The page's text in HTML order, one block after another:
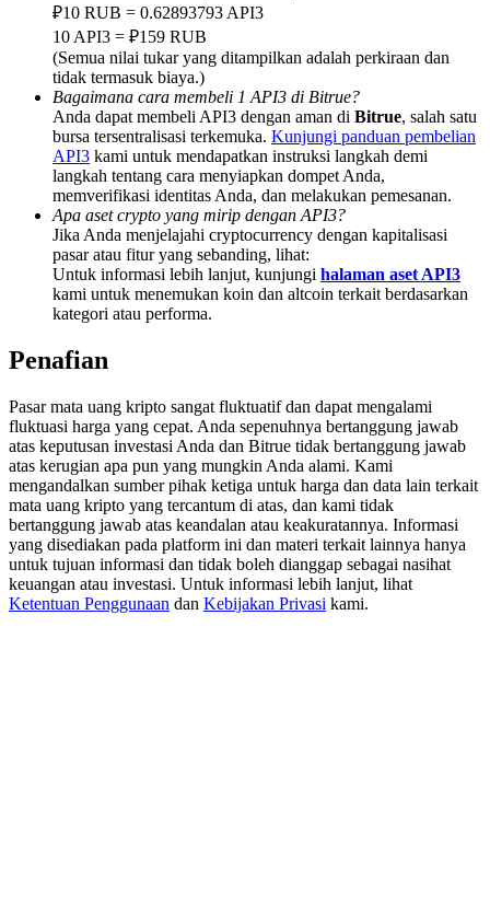
BTC Welcome Rewards
Deposit & Trade BTC to Share 25000 USDT prize pool!
Deposit CASHCAT & Win
Share 500000 CASHCAT prize pool
Exclusive for BitMart Users
Register & Trade to Win 500,000 USDT
Precious Metals Trading Carnival
Trade Gold & Silver · 33,333 USDT Bonus
USDT New User Exclusive 10% APR
USDT Flexible Staking | Daily Rewards
₽10 RUB = 0.62893793 API3
10 API3 = ₽159 RUB
(Semua nilai tukar yang ditampilkan adalah perkiraan dan
tidak termasuk biaya.)
Bagaimana cara membeli 1 API3 di Bitrue?
Anda dapat membeli API3 dengan aman di Bitrue, salah satu
bursa tersentralisasi terkemuka. Kunjungi panduan pembelian
API3 kami untuk mendapatkan instruksi langkah demi
langkah tentang cara menyiapkan dompet Anda,
memverifikasi identitas Anda, dan melakukan pemesanan.
Apa aset crypto yang mirip dengan API3?
Jika Anda menjelajahi cryptocurrency dengan kapitalisasi
pasar atau fitur yang sebanding, lihat:
Untuk informasi lebih lanjut, kunjungi halaman aset API3
kami untuk menemukan koin dan altcoin terkait berdasarkan
kategori atau performa.
Penafian
Pasar mata uang kripto sangat fluktuatif dan dapat mengalami
fluktuasi harga yang cepat. Anda sepenuhnya bertanggung jawab
atas keputusan investasi Anda dan Bitrue tidak bertanggung jawab
atas kerugian apa pun yang mungkin Anda alami. Kami
mengandalkan sumber pihak ketiga untuk harga dan data lain terkait
mata uang kripto yang tercantum di atas, dan kami tidak
bertanggung jawab atas keandalan atau keakuratannya. Informasi
yang disediakan pada platform ini dan materi terkait lainnya hanya
untuk tujuan informasi dan tidak boleh dianggap sebagai nasihat
keuangan atau investasi. Untuk informasi lebih lanjut, lihat
Ketentuan Penggunaan dan Kebijakan Privasi kami.